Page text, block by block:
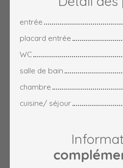
entrée
placard entrée
WC
salle de bain
chambre
cuisine/ séjour